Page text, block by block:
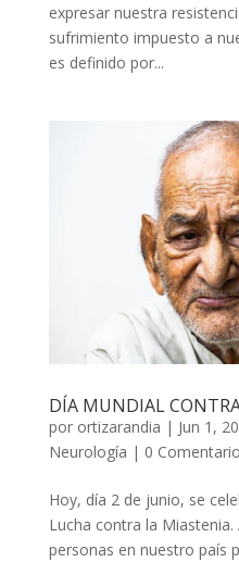
expresar nuestra
sufrimiento impuesto a
es definido por...
DÍA MUNDIAL
por ortizarandia | Jun 1,
Neurología | 0
Hoy, día 2 de junio, se
Lucha contra la Miastenia.
personas en nuestro país